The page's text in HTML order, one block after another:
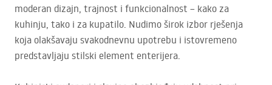
moderan dizajn, trajnost i funkcionalnost – kako za
kuhinju, tako i za kupatilo. Nudimo širok izbor rješenja
koja olakšavaju svakodnevnu upotrebu i istovremeno
predstavljaju stilski element enterijera.